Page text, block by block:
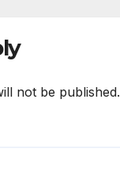
not be published.